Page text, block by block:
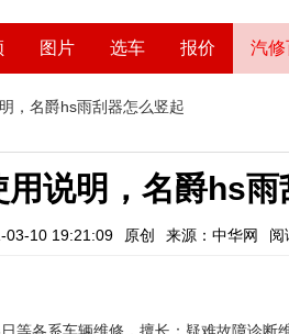
图片 选车 报价 汽
，名爵hs雨刮器怎么竖起
说明，名爵hs雨
03-10 19:21:09 原创 来源：中华网 阅